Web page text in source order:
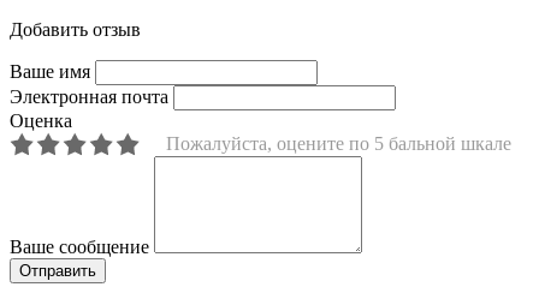
Добавить отзыв
Ваше имя
Электронная почта
Оценка
Пожалуйста, оцените по 5 бальной шкале
Ваше сообщение